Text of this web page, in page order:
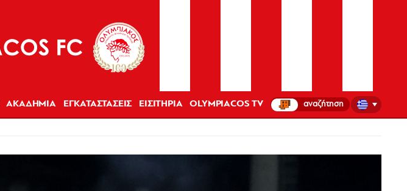
ΑΚΑΔΗΜΙΑ ΕΓΚΑΤΑΣΤΑΣΕΙΣ ΕΙΣΙΤΗΡΙΑ OLYMPIACOS TV